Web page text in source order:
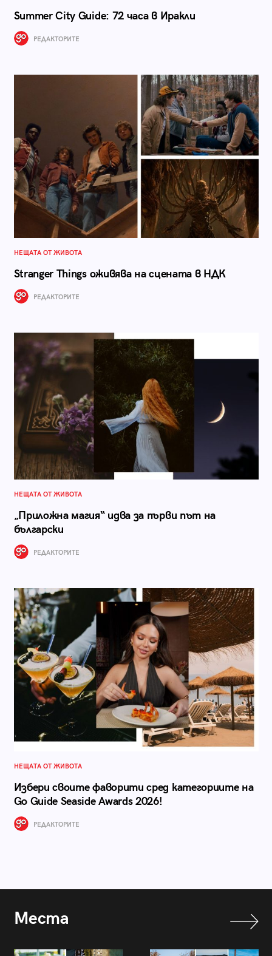
Summer City Guide: 72 часа в Иракли
РЕДАКТОРИТЕ
НЕЩАТА ОТ ЖИВОТА
Stranger Things оживява на сцената в НДК
РЕДАКТОРИТЕ
НЕЩАТА ОТ ЖИВОТА
„Приложна магия“ идва за първи път на
български
РЕДАКТОРИТЕ
НЕЩАТА ОТ ЖИВОТА
Избери своите фаворити сред категориите на
Go Guide Seaside Awards 2026!
РЕДАКТОРИТЕ
Места